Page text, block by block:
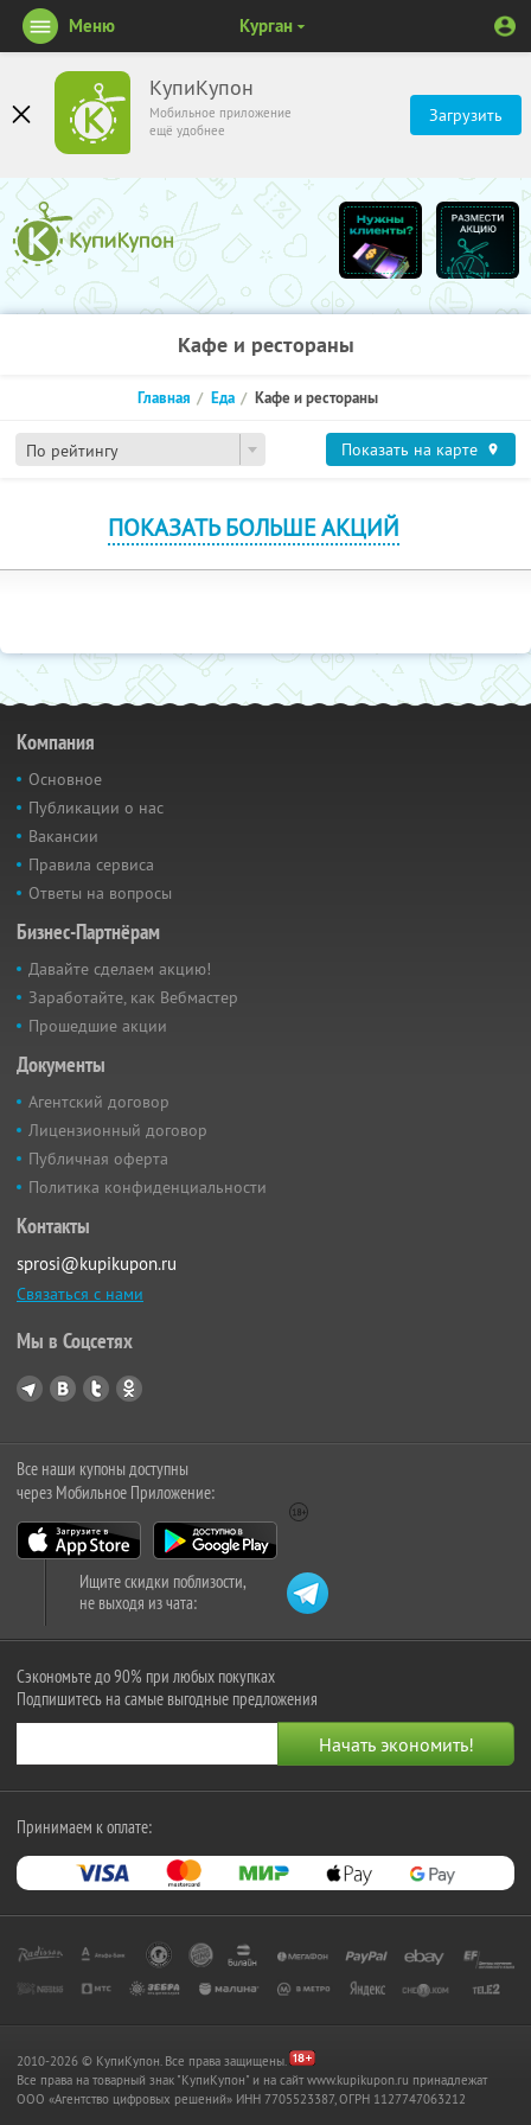
КупиКупон
Мобильное приложение
ещё удобнее
Загрузить
Меню Курган
Кафе и рестораны
По рейтингу
Главная Еда Кафе и рестораны
Показать на карте
ПОКАЗАТЬ БОЛЬШЕ АКЦИЙ
Компания
Основное
Публикации о нас
Вакансии
Правила сервиса
Ответы на вопросы
Бизнес-Партнёрам
Давайте сделаем акцию!
Заработайте, как Вебмастер
Прошедшие акции
Документы
Агентский договор
Лицензионный договор
Публичная оферта
Политика конфиденциальности
Контакты
sprosi@kupikupon.ru
Связаться с нами
Мы в Соцсетях
Все наши купоны доступны
через Мобильное Приложение:
Ищите скидки поблизости,
не выходя из чата:
Сэкономьте до 90% при любых покупках
Подпишитесь на самые выгодные предложения
Принимаем к оплате:
2010-2026 © КупиКупон. Все права защищены.
Все права на товарный знак "КупиКупон" и на сайт www.kupikupon.ru принадлежат
OOO «Агентство цифровых решений» ИНН 7705523387, ОГРН 1127747063212